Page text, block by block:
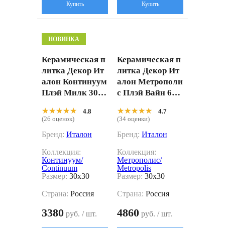
Купить Купить
НОВИНКА
Керамическая п
литка Декор Ит
алон Континуум
Плэй Милк 30x3
белый 30x30
★★★★★
★★★★★
4.8
(26 оценок)
Бренд: Италон
Коллекция:
Континуум/
Continuum
Размер: 30x30
Страна: Россия
3380 руб. / шт.
Керамическая п
литка Декор Ит
алон Метрополи
с Плэй Вайн 600
вый 30x30
★★★★★
★★★★★
4.7
(34 оценки)
Бренд: Италон
Коллекция:
Метрополис/
Metropolis
Размер: 30x30
Страна: Россия
4860 руб. / шт.